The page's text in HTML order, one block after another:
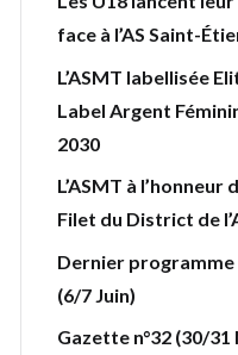
face à l’AS Saint-
L’ASMT labellisée
Label Argent
2030
L’ASMT à l’honneur
Filet du District de
Dernier programme
(6/7 Juin)
Gazette n°32 (30/31